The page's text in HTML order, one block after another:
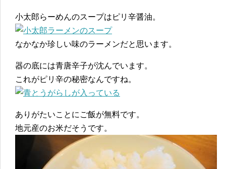
小太郎らーめんのスープはピリ辛醤油。
なかなか珍しい味のラーメンだと思います。
器の底には青唐辛子が沈んでいます。
これがピリ辛の秘密なんですね。
ありがたいことにご飯が無料です。
地元産のお米だそうです。